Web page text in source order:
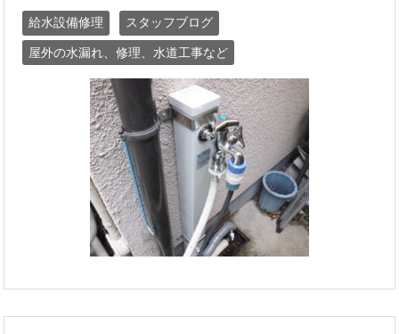
給水設備修理 スタッフブログ
屋外の水漏れ、修理、水道工事など